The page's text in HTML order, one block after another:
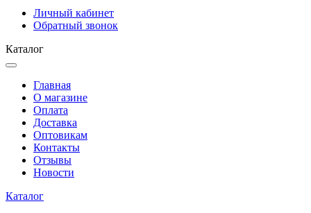
Личный кабинет
Обратный звонок
Каталог
Главная
О магазине
Оплата
Доставка
Оптовикам
Контакты
Отзывы
Новости
Каталог